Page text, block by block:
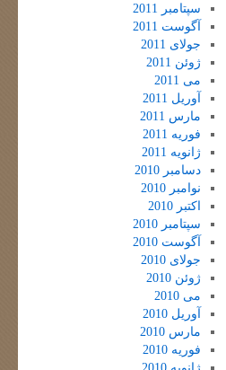
سپتامبر 2011
آگوست 2011
جولای 2011
ژوئن 2011
می 2011
آوریل 2011
مارس 2011
فوریه 2011
ژانویه 2011
دسامبر 2010
نوامبر 2010
اکتبر 2010
سپتامبر 2010
آگوست 2010
جولای 2010
ژوئن 2010
می 2010
آوریل 2010
مارس 2010
فوریه 2010